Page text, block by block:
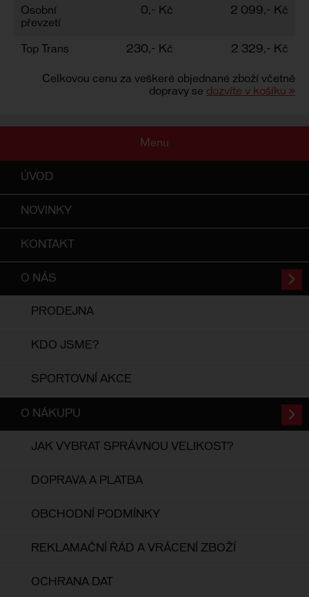
Osobní
převzetí
0,- Kč 2 099,- Kč
Top Trans 230,- Kč 2 329,- Kč
Celkovou cenu za veškeré objednané zboží včetně
dopravy se dozvíte v košíku »
Menu
ÚVOD
NOVINKY
KONTAKT
O NÁS
PRODEJNA
KDO JSME?
SPORTOVNÍ AKCE
O NÁKUPU
JAK VYBRAT SPRÁVNOU VELIKOST?
DOPRAVA A PLATBA
OBCHODNÍ PODMÍNKY
REKLAMAČNÍ ŘÁD A VRÁCENÍ ZBOŽÍ
OCHRANA DAT